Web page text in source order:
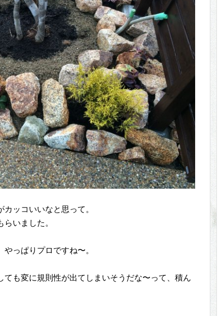
ッコいいなと思って。
いました。
っぱりプロですね〜。
も変に規則性が出てしまいそうだな〜って、積ん